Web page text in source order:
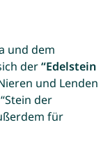
und dem
der“Edelstein
und Lenden
der
für